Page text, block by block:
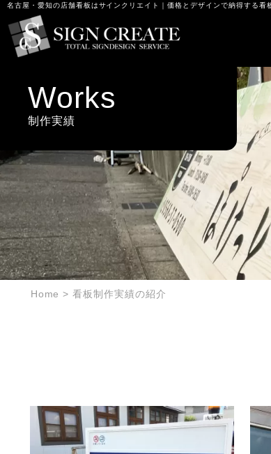
名古屋・愛知の店舗看板はサインクリエイト｜価格とデザインで納得する看
Works
制作実績
Home >看板制作実績の紹介